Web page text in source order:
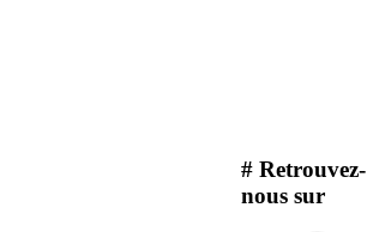
# Retrouvez-
nous sur